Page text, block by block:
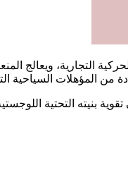
التجارية، ويعالج
من المؤهلات السياحية
بنيته التحتية